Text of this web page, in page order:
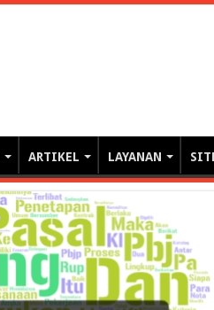
ARTIKEL LAYANAN